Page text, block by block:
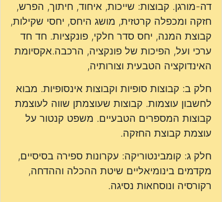
דה-מורגן. קבוצות: שייכות, איחוד, חיתוך, הפרש,
חזקה ומכפלה קרטזית, מושג היחס, יחסי שקילות,
קבוצת המנה, יחס סדר חלקי, פונקציות. חד חד
ערכי ועל, הפיכות של פונקציה, הרכבה.אקסיומת
האינדוקציה הטבעית וצורותיה,
חלק ב: קבוצות סופיות וקבוצות אינסופיות. מבוא
לחשבון עוצמות. קבוצות שעוצמתן שווה לעוצמת
קבוצות המספרים הטבעיים. משפט קנטור על
עוצמת קבוצת החזקה.
חלק ג: קומבינטוריקה: עקרונות ספירה בסיסיים,
מקדמים בינומיאליים שיטת ההכלה וההדחה,
רקורסיה ונוסחאות נסיגה.